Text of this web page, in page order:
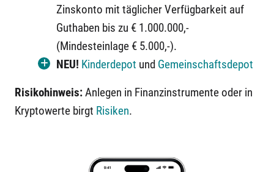
Zinskonto mit täglicher Verfügbarkeit auf
Guthaben bis zu € 1.000.000,-
(Mindesteinlage € 5.000,-).
NEU! Kinderdepot und Gemeinschaftsdepot
Risikohinweis:Anlegen in Finanzinstrumente oder in
Kryptowerte birgt Risiken.